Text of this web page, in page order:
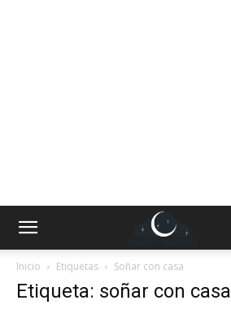
Inicio Etiquetas Soñar con casa
Etiqueta: soñar con casa